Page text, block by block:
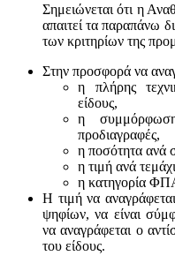
Σημειώνεται ότι η
απαιτεί τα παραπάνω
των κριτηρίων της
Στην προσφορά να
η πλήρης
είδους,
η
προδιαγραφές,
η ποσότητα ανά
η τιμή ανά
η κατηγορία
Η τιμή να
ψηφίων, να είναι
να αναγράφεται ο
του είδους.